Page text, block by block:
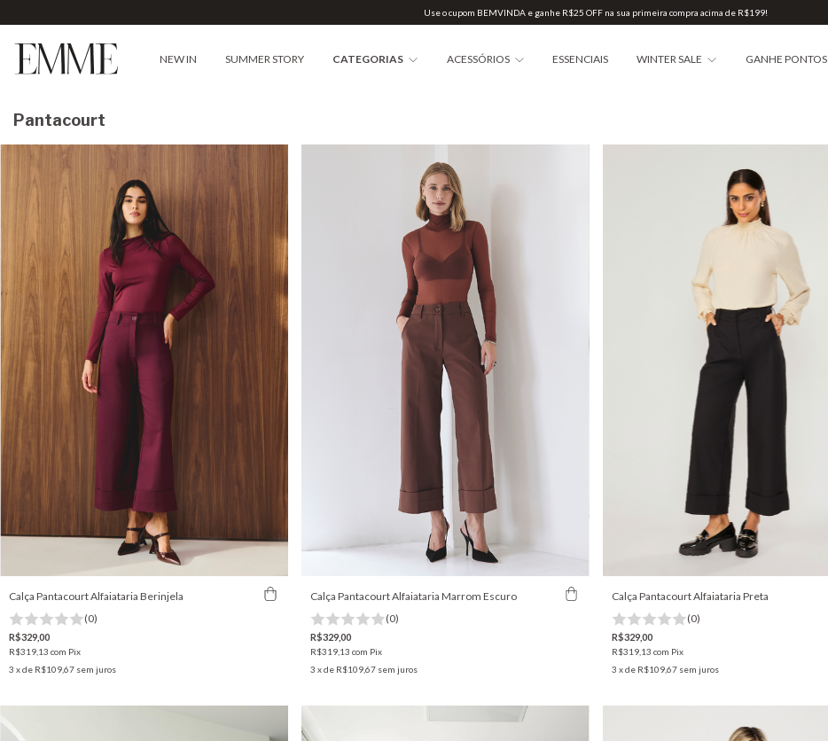
Use o cupom BEMVINDA e ganhe R$25 OFF na sua primeira compra acima de R$199!
NEW IN SUMMER STORY CATEGORIAS ACESSÓRIOS ESSENCIAIS WINTER SALE GANHE PONTOS
Pantacourt
Calça Pantacourt Alfaiataria Berinjela
(0)
R$329,00
R$319,13 com Pix
3 x de R$109,67 sem juros
Calça Pantacourt Alfaiataria Marrom Escuro
(0)
R$329,00
R$319,13 com Pix
3 x de R$109,67 sem juros
Calça Pantacourt Alfaiataria Preta
(0)
R$329,00
R$319,13 com Pix
3 x de R$109,67 sem juros